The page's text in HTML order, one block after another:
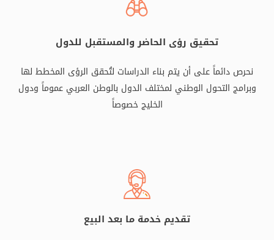
تحقيق رؤى الحاضر والمستقبل للدول
نحرص دائماً على أن يتم بناء الدراسات لتُحقق الرؤى المخطط لها
وبرامج التحول الوطني لمختلف الدول بالوطن العربي عموماً ودول
الخليج خصوصاً
تقديم خدمة ما بعد البيع